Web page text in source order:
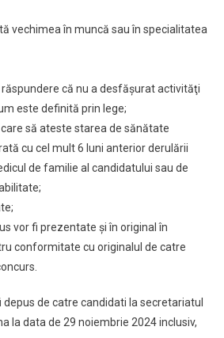
vechimea în muncă sau în specialitatea
că nu a desfăşurat activităţi
este definită prin lege;
să ateste starea de sănătate
cu cel mult 6 luni anterior derulării
de familie al candidatului sau de
vor fi prezentate şi în original în
conformitate cu originalul de catre
depus de catre candidati la secretariatul
la data de 29 noiembrie 2024 inclusiv,